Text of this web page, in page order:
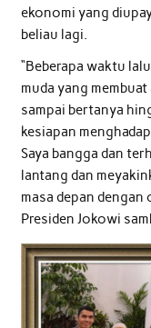
ekonomi yang
beliau lagi.
“Beberapa waktu
muda yang
sampai bertanya
kesiapan
Saya bangga dan
lantang dan
masa depan
Presiden Jokowi